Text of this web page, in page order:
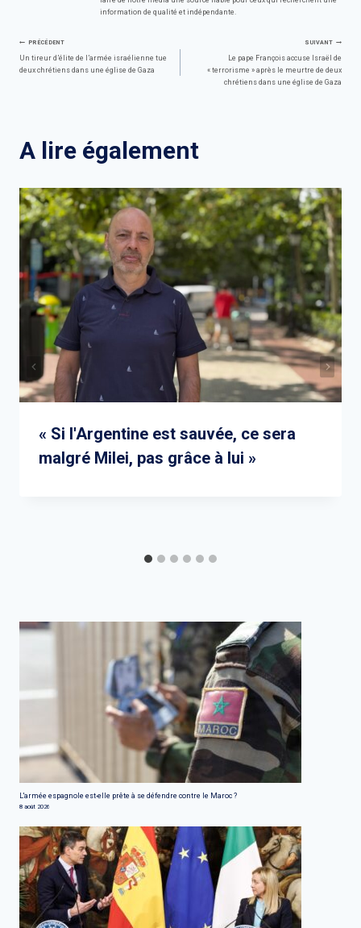
information de qualité et indépendante.
Navigation
PRÉCÉDENT
Un tireur d’élite de l’armée israélienne tue
deux chrétiens dans une église de Gaza
SUIVANT
Le pape François accuse Israël de
« terrorisme » après le meurtre de deux
chrétiens dans une église de Gaza
A lire également
« Si l'Argentine est sauvée, ce sera
malgré Milei, pas grâce à lui »
L'armée espagnole est-elle prête à se défendre contre le Maroc ?
8 août 2026